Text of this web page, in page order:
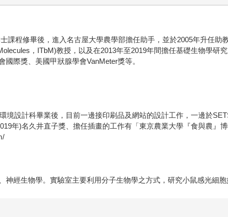
課程修畢後，進入名古屋大學農學部擔任助手，並於2005年升任助
，ITbM)教授，以及在2013年至2019年間擔任基礎生物學研
際獎、美國甲狀腺學會VanMeter獎等。
境設計科畢業後，目前一邊接印刷品及網站的設計工作，一邊於
年)名久井直子獎、擔任插畫的工作有「東京農業大學『食與農』
經生物學。實驗室主要利用分子生物學之方式，研究小鼠感光細胞